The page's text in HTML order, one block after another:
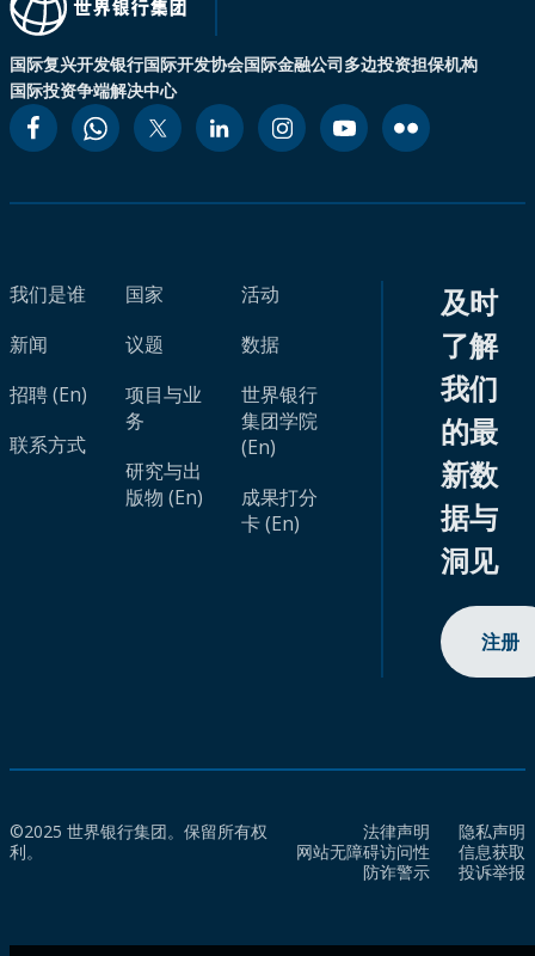
国际复兴开发银行国际开发协会国际金融公司多边投资担保机构
国际投资争端解决中心
我们是谁
新闻
招聘 (En)
联系方式
国家
议题
项目与业
务
研究与出
版物 (En)
活动
数据
世界银行
集团学院
(En)
成果打分
卡 (En)
及时
了解
我们
的最
新数
据与
洞见
注册
©2025 世界银行集团。保留所有权
利。
法律声明
隐私声明
网站无障碍访问性
信息获取
防诈警示
投诉举报